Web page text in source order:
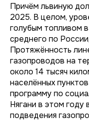
Причём львиную
2025. В целом,
голубым топливом
среднего по
Протяжённость
газопроводов на
около 14 тысяч
населённых
программу по
Нягани в этом году
подведения